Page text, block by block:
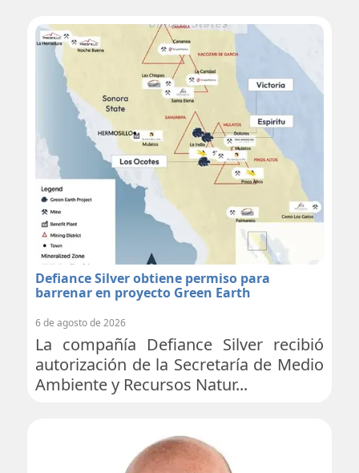
Defiance Silver obtiene permiso para
barrenar en proyecto Green Earth
6 de agosto de 2026
La compañía Defiance Silver recibió
autorización de la Secretaría de Medio
Ambiente y Recursos Natur...